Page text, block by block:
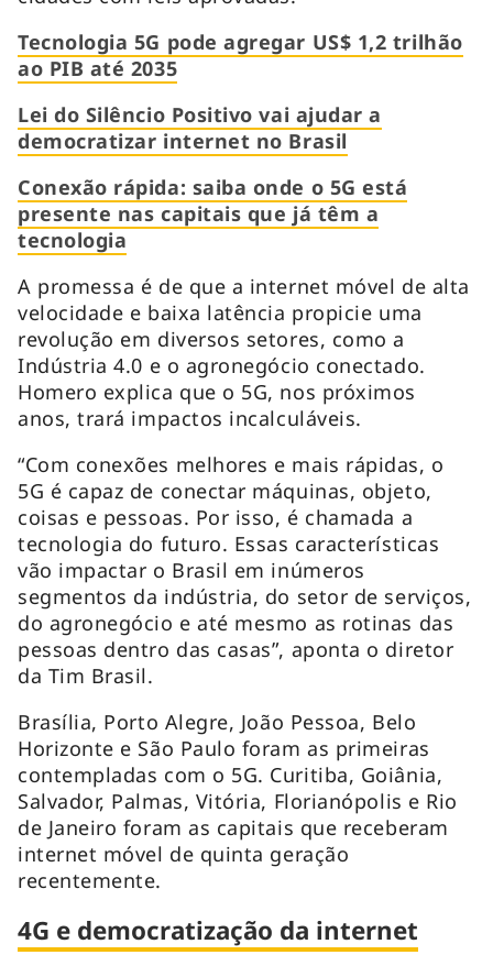
Tecnologia 5G pode agregar US$ 1,2 trilhão
ao PIB até 2035
Lei do Silêncio Positivo vai ajudar a
democratizar internet no Brasil
Conexão rápida: saiba onde o 5G está
presente nas capitais que já têm a
tecnologia
A promessa é de que a internet móvel de alta
velocidade e baixa latência propicie uma
revolução em diversos setores, como a
Indústria 4.0 e o agronegócio conectado.
Homero explica que o 5G, nos próximos
anos, trará impactos incalculáveis.
“Com conexões melhores e mais rápidas, o
5G é capaz de conectar máquinas, objeto,
coisas e pessoas. Por isso, é chamada a
tecnologia do futuro. Essas características
vão impactar o Brasil em inúmeros
segmentos da indústria, do setor de serviços,
do agronegócio e até mesmo as rotinas das
pessoas dentro das casas”, aponta o diretor
da Tim Brasil.
Brasília, Porto Alegre, João Pessoa, Belo
Horizonte e São Paulo foram as primeiras
contempladas com o 5G. Curitiba, Goiânia,
Salvador, Palmas, Vitória, Florianópolis e Rio
de Janeiro foram as capitais que receberam
internet móvel de quinta geração
recentemente.
4G e democratização da internet